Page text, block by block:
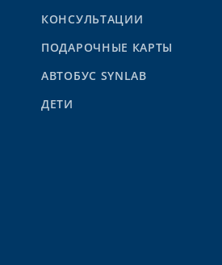
КОНСУЛЬТАЦИИ
ПОДАРОЧНЫЕ КАРТЫ
АВТОБУС SYNLAB
ДЕТИ